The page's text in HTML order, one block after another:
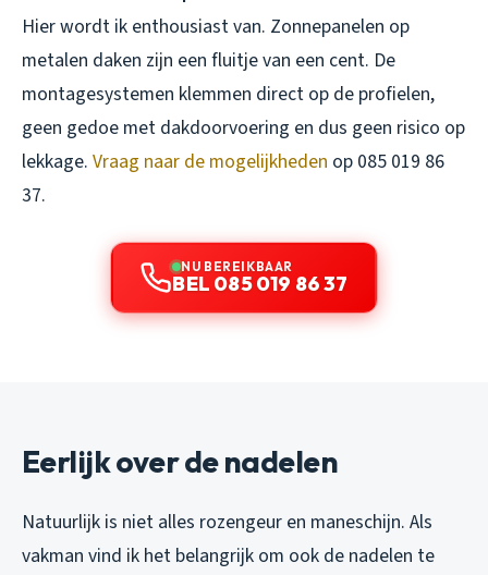
Hier wordt ik enthousiast van. Zonnepanelen op
metalen daken zijn een fluitje van een cent. De
montagesystemen klemmen direct op de profielen,
geen gedoe met dakdoorvoering en dus geen risico op
lekkage. Vraag naar de mogelijkheden op 085 019 86
37.
NU BEREIKBAAR
BEL 085 019 86 37
Eerlijk over de nadelen
Natuurlijk is niet alles rozengeur en maneschijn. Als
vakman vind ik het belangrijk om ook de nadelen te